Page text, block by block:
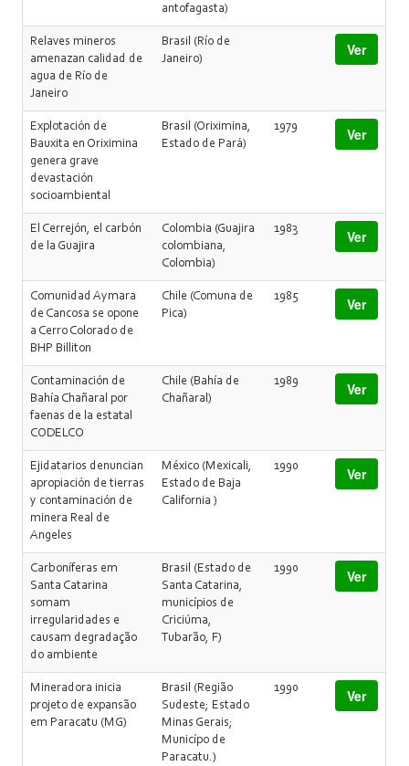
antofagasta)
Relaves mineros
amenazan calidad de
agua de Río de
Janeiro
Brasil (Río de
Janeiro)
Ver
Explotación de
Bauxita en Oriximina
genera grave
devastación
socioambiental
Brasil (Oriximina,
Estado de Pará)
1979 Ver
El Cerrejón, el carbón
de la Guajira
Colombia (Guajira
colombiana,
Colombia)
1983 Ver
Comunidad Aymara
de Cancosa se opone
a Cerro Colorado de
BHP Billiton
Chile (Comuna de
Pica)
1985 Ver
Contaminación de
Bahía Chañaral por
faenas de la estatal
CODELCO
Chile (Bahía de
Chañaral)
1989 Ver
Ejidatarios denuncian
apropiación de tierras
y contaminación de
minera Real de
Angeles
México (Mexicali,
Estado de Baja
California )
1990 Ver
Carboníferas em
Santa Catarina
somam
irregularidades e
causam degradação
do ambiente
Brasil (Estado de
Santa Catarina,
municípios de
Criciúma,
Tubarão, F)
1990 Ver
Mineradora inicia
projeto de expansão
em Paracatu (MG)
Brasil (Região
Sudeste; Estado
Minas Gerais;
Municípo de
Paracatu.)
1990 Ver